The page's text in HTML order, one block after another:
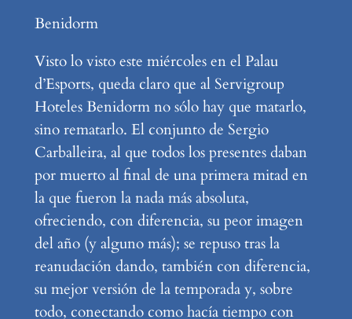
Benidorm
Visto lo visto este miércoles en el Palau
d’Esports, queda claro que al Servigroup
Hoteles Benidorm no sólo hay que matarlo,
sino rematarlo. El conjunto de Sergio
Carballeira, al que todos los presentes daban
por muerto al final de una primera mitad en
la que fueron la nada más absoluta,
ofreciendo, con diferencia, su peor imagen
del año (y alguno más); se repuso tras la
reanudación dando, también con diferencia,
su mejor versión de la temporada y, sobre
todo, conectando como hacía tiempo con